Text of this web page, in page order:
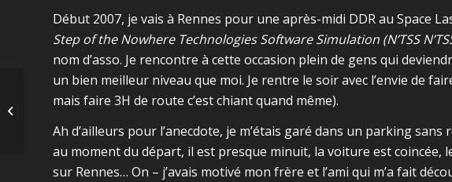
Début 2007, je vais à Rennes pour une après-midi DDR au Space
Step of the Nowhere Technologies Software Simulation (N’TSS
nom d’asso. Je rencontre à cette occasion plein de gens qui
un bien meilleur niveau que moi. Je rentre le soir avec l’envie de
mais faire 3H de route c’est chiant quand même).
Ah d’ailleurs pour l’anecdote, je m’étais garé dans un parking
au moment du départ, il est presque minuit, la voiture est coincée,
sur Rennes… On – j’avais motivé mon frère et l’ami qui m’a fait
Potager 2020